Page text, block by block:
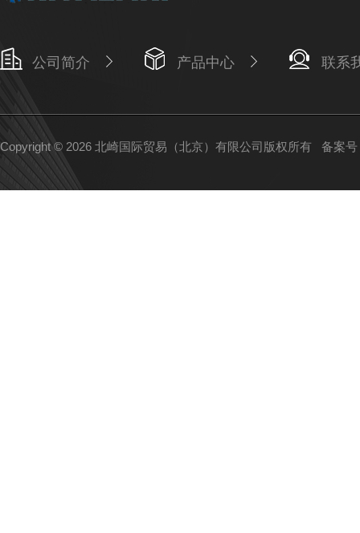
公司简介 产品中心 联系
Copyright © 2026 北崎国际贸易（北京）有限公司版权所有 备案号